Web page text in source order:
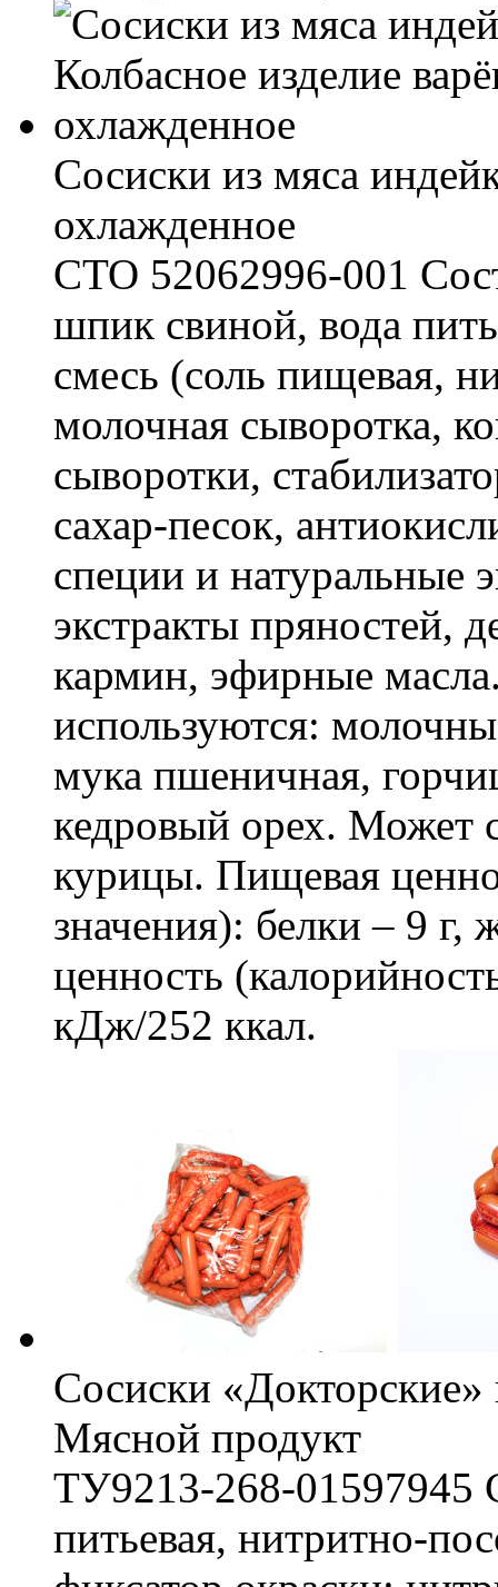
Сосиски из мяса
охлажденное
СТО 52062996-001
шпик свиной, вода
смесь (соль пищевая,
молочная сыворотка,
сыворотки,
сахар-песок,
специи и натуральные
экстракты пряностей,
кармин, эфирные
используются:
мука пшеничная,
кедровый орех.
курицы. Пищевая
значения): белки – 9 г,
ценность
кДж/252 ккал.
Сосиски «Докторские»
Мясной продукт
ТУ9213-268-01597945
питьевая, нитритно-